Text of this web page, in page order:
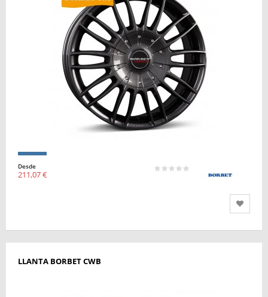
Desde
211,07 €
LLANTA BORBET CWB